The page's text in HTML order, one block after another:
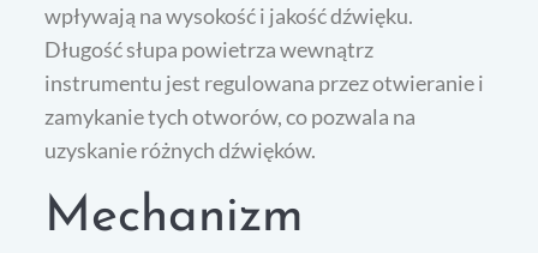
wpływają na wysokość i jakość dźwięku.
Długość słupa powietrza wewnątrz
instrumentu jest regulowana przez otwieranie i
zamykanie tych otworów, co pozwala na
uzyskanie różnych dźwięków.
Mechanizm